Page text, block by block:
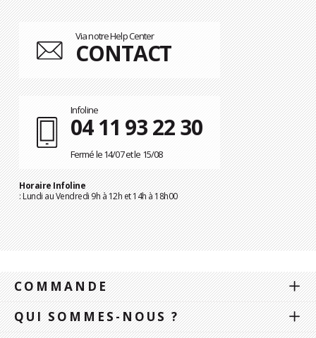
Via notre Help Center
CONTACT
Infoline
04 11 93 22 30
Fermé le 14/07 et le 15/08
Horaire Infoline
: Lundi au Vendredi 9h à 12h et 14h à 18h00
COMMANDE
QUI SOMMES-NOUS ?